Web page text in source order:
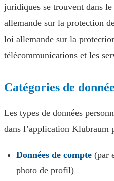
juridiques se trouvent dans
allemande sur la protection
loi allemande sur la
télécommunications et les
Catégories de
Les types de données
dans l’application Klubraum
Données de compte (par
photo de profil)